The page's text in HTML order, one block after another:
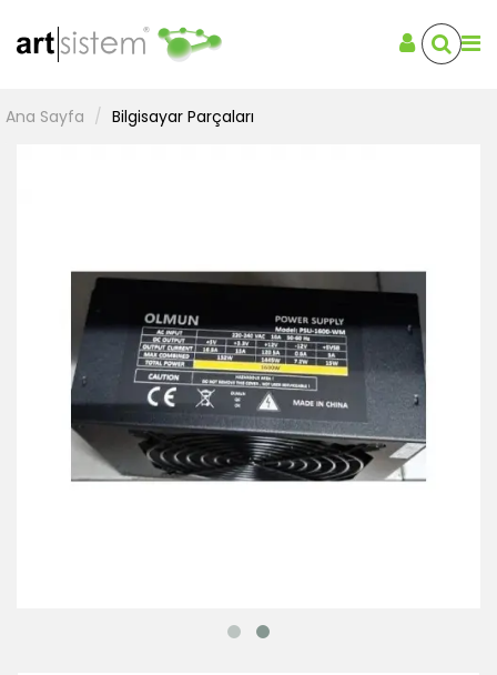
Ana Sayfa Bilgisayar Parçaları